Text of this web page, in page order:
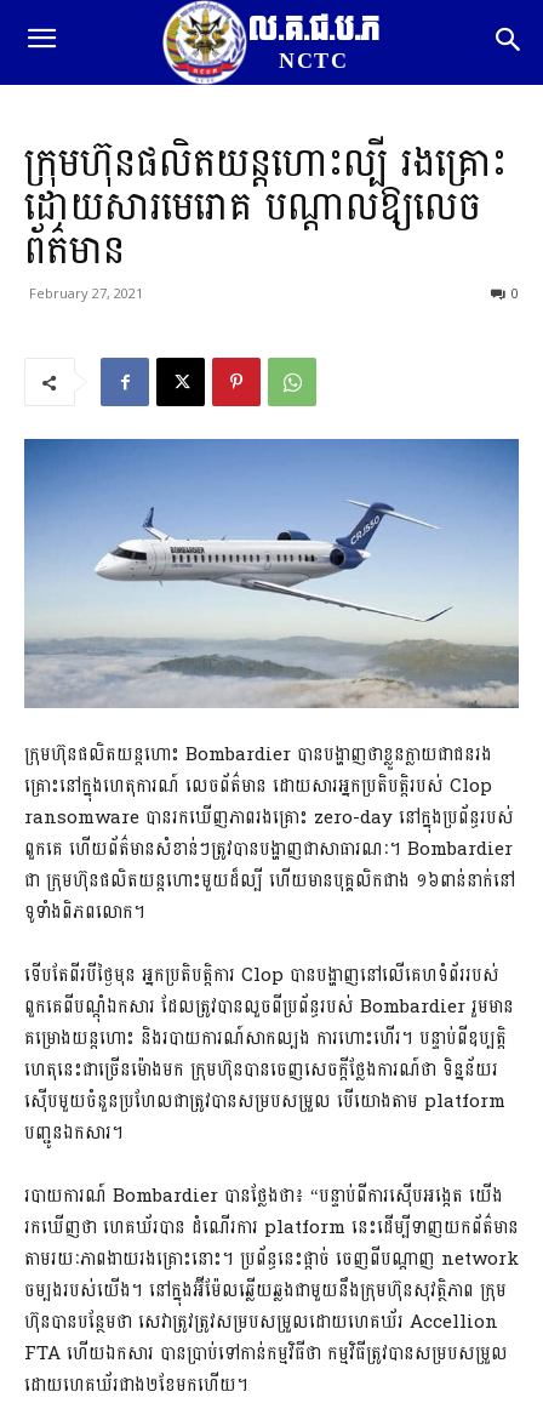
ល.គ.ជ.ប.ភ
NCTC
ក្រុមហ៊ុន​ផលិត​យន្តហោះ​ល្បី រងគ្រោះ​
ដោយសារ​មេរោគ បណ្តាលឱ្យ​លេច​
ព័ត៌មាន
February 27, 2021 0
ក្រុមហ៊ុន​ផលិត​យន្តហោះ Bombardier បាន​បង្ហាញថា​ខ្លួន​ក្លាយជា​ជនរង
គ្រោះ​នៅក្នុង​ហេតុការណ៍ លេច​ព័ត៌មាន ដោយសារ​អ្នកប្រតិបត្តិ​របស់ Clop
ransomware បាន​រកឃើញ​ភាព​រងគ្រោះ zero-day នៅក្នុង​ប្រព័ន្ធ​របស់​
ពួកគេ ហើយ​ព័ត៌មានសំខាន់ៗត្រូវបាន​បង្ហាញ​ជា​សាធារណៈ។ Bombardier
ជា ក្រុមហ៊ុន​ផលិត​យន្តហោះ​មួយ​ដ៏​ល្បី ហើយ​មាន​បុគ្គលិក​ជាង ១៦ពាន់​នាក់​នៅ​
ទូទាំង​ពិភពលោក។
ទើបតែ​ពីរ​បី​ថ្ងៃមុន អ្នក​ប្រតិបត្តិការ Clop បានបង្ហាញ​នៅលើ​គេហទំព័រ​របស់​
ពួកគេ​ពី​បណ្តុំ​ឯកសារ ដែល​ត្រូវបាន​លួច​ពី​ប្រព័ន្ធ​របស់ Bombardier រួមមាន​
គម្រោង​យន្តហោះ និង​របាយការណ៍​សាកល្បង ការហោះហើរ។ បន្ទាប់ពី​ឧប្បត្តិ​
ហេតុនេះ​ជាច្រើន​ម៉ោង​មក ក្រុមហ៊ុន​បានចេញ​សេចក្តីថ្លែងការណ៍​ថា ទិន្នន័យរ​
ស៊ើប​មួយចំនួន​ប្រហែលជា​ត្រូវបាន​សម្របសម្រួល បើ​យោងតាម platform
បញ្ជូន​ឯកសារ។
របាយការណ៍ Bombardier បាន​ថ្លែងថា៖ “បន្ទាប់ពី​ការស៊ើបអង្កេត យើង​
រកឃើញថា ហេ​គ​ឃ័​របា​ន ដំណើរការ platform នេះ​ដើម្បី​ទាញយក​ព័ត៌មាន​
តាមរយៈ​ភាព​ងាយ​រងគ្រោះ​នោះ។ ប្រព័ន្ធ​នេះ​ផ្តាច់ ចេញពី​បណ្តាញ network
ចម្បង​របស់​យើង។ នៅក្នុង​អ៊ី​ម៉ែ​ល​ឆ្លើយឆ្លង​ជាមួយនឹង​ក្រុមហ៊ុន​សុវត្ថិភាព ក្រុម
ហ៊ុន​បាន​បន្ថែមថា សេវា​ត្រូវ​ត្រូវ​សម្របសម្រួល​ដោយ​ហេ​គ​ឃ័​រ Accellion
FTA ហើយ​ឯកសារ បាន​ប្រាប់​ទៅកាន់​កម្មវិធី​ថា កម្មវិធី​ត្រូវបាន​សម្របសម្រួល​
ដោយ​ហេ​គ​ឃ័​រ​ជាង២ខែ​មកហើយ។